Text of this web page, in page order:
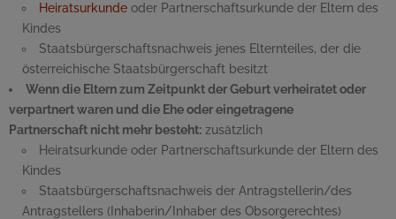
Heiratsurkunde oder Partnerschaftsurkunde der Eltern des
Kindes
Staatsbürgerschaftsnachweis jenes Elternteiles, der die
österreichische Staatsbürgerschaft besitzt
Wenn die Eltern zum Zeitpunkt der Geburt verheiratet oder
verpartnert waren und die Ehe oder eingetragene
Partnerschaft nicht mehr besteht: zusätzlich
Heiratsurkunde oder Partnerschaftsurkunde der Eltern des
Kindes
Staatsbürgerschaftsnachweis der Antragstellerin/des
Antragstellers (Inhaberin/Inhaber des Obsorgerechtes)